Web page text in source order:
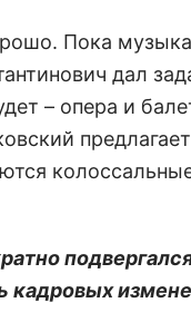
Пока
дал
– опера и